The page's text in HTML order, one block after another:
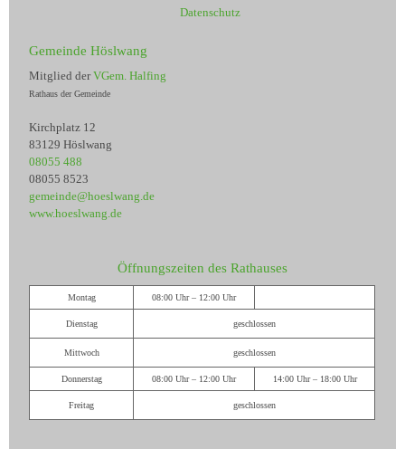
Datenschutz
Gemeinde Höslwang
Mitglied derVGem. Halfing
Rathaus der Gemeinde
Kirchplatz 12
83129 Höslwang
08055 488
08055 8523
gemeinde@hoeslwang.de
www.hoeslwang.de
Öffnungszeiten des Rathauses
Montag 08:00 Uhr – 12:00 Uhr
Dienstag geschlossen
Mittwoch geschlossen
Donnerstag 08:00 Uhr – 12:00 Uhr 14:00 Uhr – 18:00 Uhr
Freitag geschlossen